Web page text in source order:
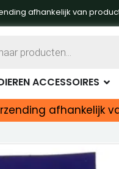
afhankelijk van
ACCESSOIRES
afhankelijk